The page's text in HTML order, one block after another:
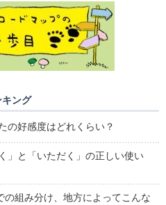
ング
の好感度はどれくらい？
」と「いただく」の正しい使い
の組み分け、地方によってこんな